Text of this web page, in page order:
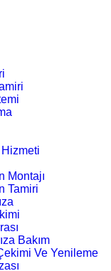
Montajı
Tamiri
Bakım
Ve Yenileme